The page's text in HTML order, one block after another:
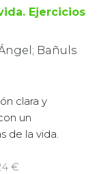
Ejercicios
Bañuls
clara y
un
de la vida.
€